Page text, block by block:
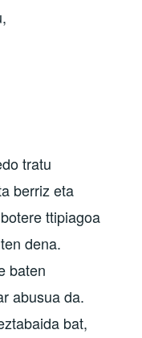
tratu
berriz eta
ttipiagoa
dena.
baten
abusua da.
bat,